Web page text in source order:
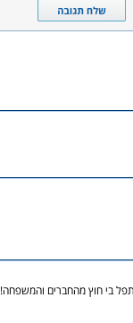
בי חוץ מהחברים והמשפחה!